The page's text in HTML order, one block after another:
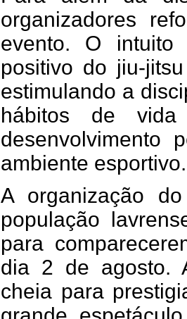
organizadores
evento. O
positivo do jiu-
estimulando a
hábitos de
desenvolvimento
ambiente esportivo.
A organização
população
para
dia 2 de agosto.
cheia para